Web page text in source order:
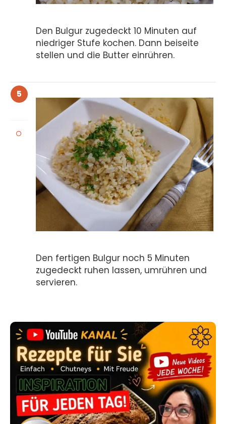
Den Bulgur zugedeckt 10 Minuten auf
niedriger Stufe kochen. Dann beiseite
stellen und die Butter einrühren.
5
Den fertigen Bulgur noch 5 Minuten
zugedeckt ruhen lassen, umrühren und
servieren.